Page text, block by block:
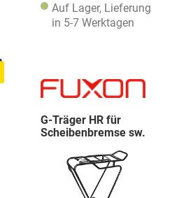
Auf Lager, Lieferung
in 5-7 Werktagen
G-Träger HR für
Scheibenbremse sw.